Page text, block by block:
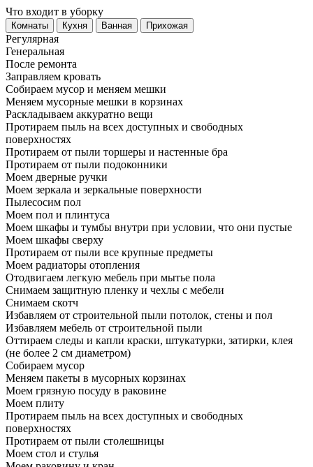
Что входит в уборку
Регу­лярная
Гене­ральная
После ремонта
Заправляем кровать
Собираем мусор и меняем мешки
Меняем мусорные мешки в корзинах
Раскладываем аккуратно вещи
Протираем пыль на всех доступных и свободных
поверхностях
Протираем от пыли торшеры и настенные бра
Протираем от пыли подоконники
Моем дверные ручки
Моем зеркала и зеркальные поверхности
Пылесосим пол
Моем пол и плинтуса
Моем шкафы и тумбы внутри при условии, что они пустые
Моем шкафы сверху
Протираем от пыли все крупные предметы
Моем радиаторы отопления
Отодвигаем легкую мебель при мытье пола
Снимаем защитную пленку и чехлы с мебели
Снимаем скотч
Избавляем от строительной пыли потолок, стены и пол
Избавляем мебель от строительной пыли
Оттираем следы и капли краски, штукатурки, затирки, клея
(не более 2 см диаметром)
Собираем мусор
Меняем пакеты в мусорных корзинах
Моем грязную посуду в раковине
Моем плиту
Протираем пыль на всех доступных и свободных
поверхностях
Протираем от пыли столешницы
Моем стол и стулья